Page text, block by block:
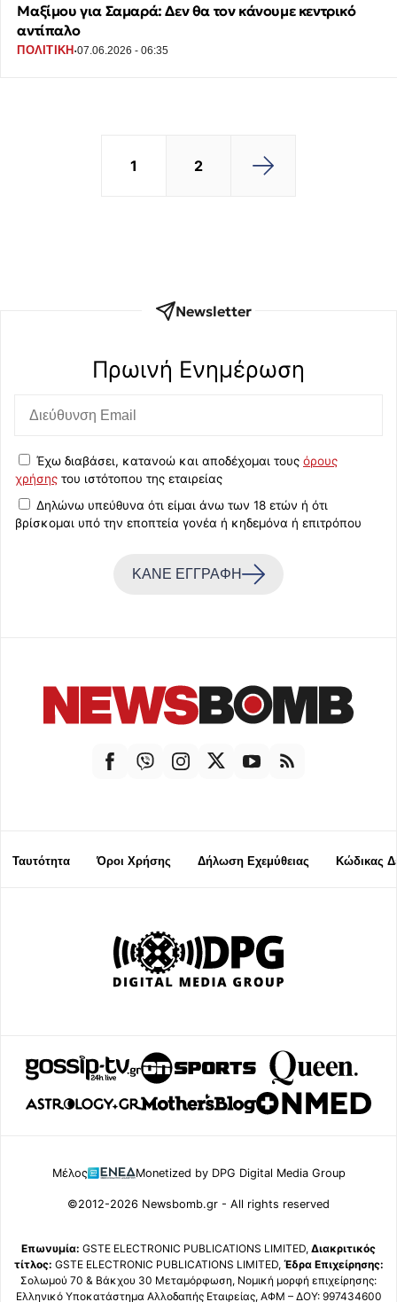
Μαξίμου για Σαμαρά: Δεν θα τον κάνουμε κεντρικό
αντίπαλο
ΠΟΛΙΤΙΚΗ ·07.06.2026 - 06:35
1 2
Newsletter
Πρωινή Eνημέρωση
Έχω διαβάσει, κατανοώ και αποδέχομαι τους όρους
χρήσης του ιστότοπου της εταιρείας
Δηλώνω υπεύθυνα ότι είμαι άνω των 18 ετών ή ότι
βρίσκομαι υπό την εποπτεία γονέα ή κηδεμόνα ή επιτρόπου
ΚΑΝΕ ΕΓΓΡΑΦΗ
Ταυτότητα Όροι Χρήσης Δήλωση Εχεμύθειας Κώδικας
Μέλος Monetized by DPG Digital Media Group
©2012-2026 Newsbomb.gr - All rights reserved
Επωνυμία: GSTE ELECTRONIC PUBLICATIONS LIMITED, Διακριτικός
τίτλος: GSTE ELECTRONIC PUBLICATIONS LIMITED, Έδρα Επιχείρησης:
Σολωμού 70 & Βάκχου 30 Μεταμόρφωση, Νομική μορφή επιχείρησης:
Ελληνικό Υποκατάστημα Αλλοδαπής Εταιρείας, ΑΦΜ – ΔΟΥ: 997434600